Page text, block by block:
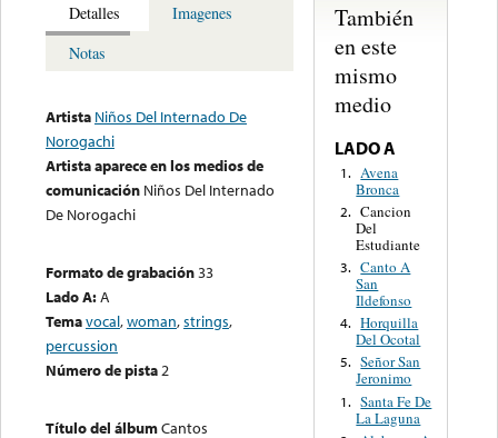
Detalles
Imagenes
Notas
Artista Niños Del Internado De
Norogachi
Artista aparece en los medios de
comunicación Niños Del Internado
De Norogachi
Formato de grabación33
Lado A:A
Temavocal,woman,strings,
percussion
Número de pista2
Título del álbumCantos
También
en este
mismo
medio
LADO A
1. Avena
Bronca
2. Cancion
Del
Estudiante
3. Canto A
San
Ildefonso
4. Horquilla
Del Ocotal
5. Señor San
Jeronimo
1. Santa Fe De
La Laguna